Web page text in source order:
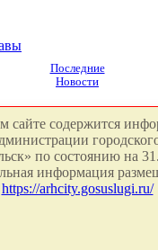
Последние
Новости
сайте содержится
по состоянию на
информация
https://arhcity.gosuslugi.ru/